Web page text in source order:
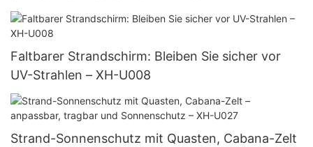
Faltbarer Strandschirm: Bleiben Sie sicher vor
UV-Strahlen – XH-U008
Strand-Sonnenschutz mit Quasten, Cabana-Zelt